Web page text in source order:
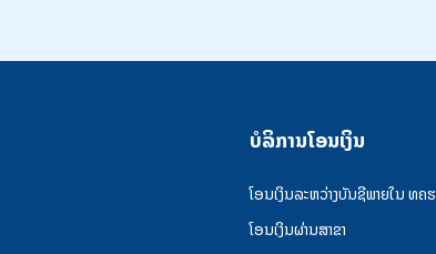
ບໍລິການໂອນເງິນ
ໂອນເງິນລະຫວ່າງບັນຊີພາຍໃນ ທຄຮ
ໂອນເງິນຜ່ານສາຂາ